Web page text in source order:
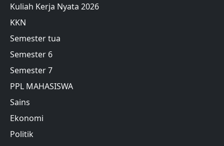
Kuliah Kerja Nyata 2026
KKN
Semester tua
Semester 6
Semester 7
PPL MAHASISWA
Sains
Ekonomi
Politik